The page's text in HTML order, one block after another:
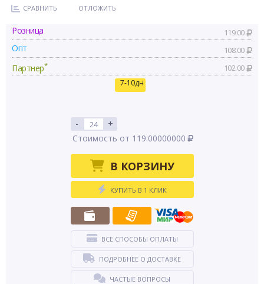
СРАВНИТЬ ОТЛОЖИТЬ
Розница 119.00
Опт 108.00
Партнер* 102.00
7-10дн
-
+
Стоимость от 119.00000000
В КОРЗИНУ
КУПИТЬ В 1 КЛИК
ВСЕ СПОСОБЫ ОПЛАТЫ
ПОДРОБНЕЕ О ДОСТАВКЕ
ЧАСТЫЕ ВОПРОСЫ